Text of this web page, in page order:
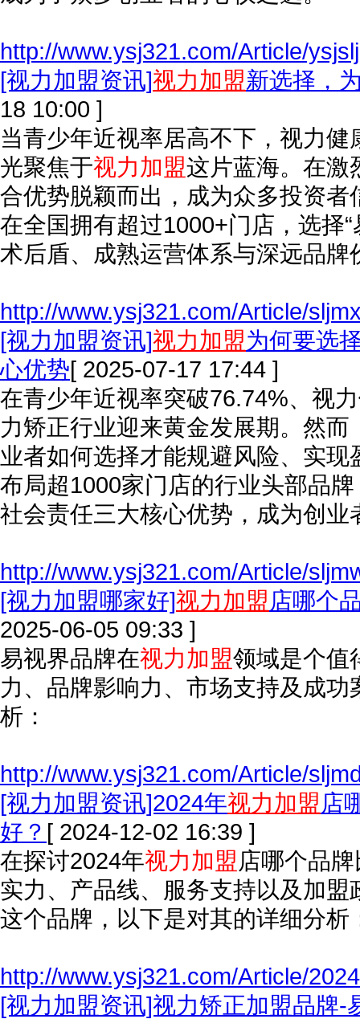
http://www.ysj321.com/Article/
[视力加盟资讯]视力加盟新选择，
18 10:00 ]
当青少年近视率居高不下，视力
光聚焦于视力加盟这片蓝海。在激
合优势脱颖而出，成为众多投资者
在全国拥有超过1000+门店，选择
术后盾、成熟运营体系与深远品
http://www.ysj321.com/Article/
[视力加盟资讯]视力加盟为何要选
心优势[ 2025-07-17 17:44 ]
在青少年近视率突破76.74%、视
力矫正行业迎来黄金发展期。然
业者如何选择才能规避风险、实
布局超1000家门店的行业头部品
社会责任三大核心优势，成为创
http://www.ysj321.com/Article/
[视力加盟哪家好]视力加盟 店哪个
2025-06-05 09:33 ]
易视界品牌在视力加盟领域是个值
力、品牌影响力、市场支持及成
析：
http://www.ysj321.com/Article/
[视力加盟资讯]2024年视力加盟 店
好？ [ 2024-12-02 16:39 ]
在探讨2024年视力加盟 店哪个品
实力、产品线、服务支持以及加
这个品牌，以下是对其的详细分析
http://www.ysj321.com/Article/
[视力加盟资讯]视力矫正加盟品牌-